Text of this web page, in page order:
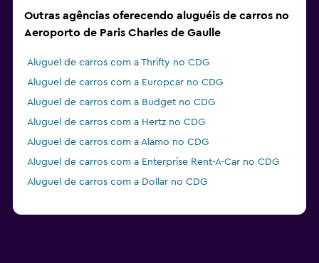
Outras agências oferecendo aluguéis de carros no
Aeroporto de Paris Charles de Gaulle
Aluguel de carros com a Thrifty no CDG
Aluguel de carros com a Europcar no CDG
Aluguel de carros com a Budget no CDG
Aluguel de carros com a Hertz no CDG
Aluguel de carros com a Alamo no CDG
Aluguel de carros com a Enterprise Rent-A-Car no CDG
Aluguel de carros com a Dollar no CDG